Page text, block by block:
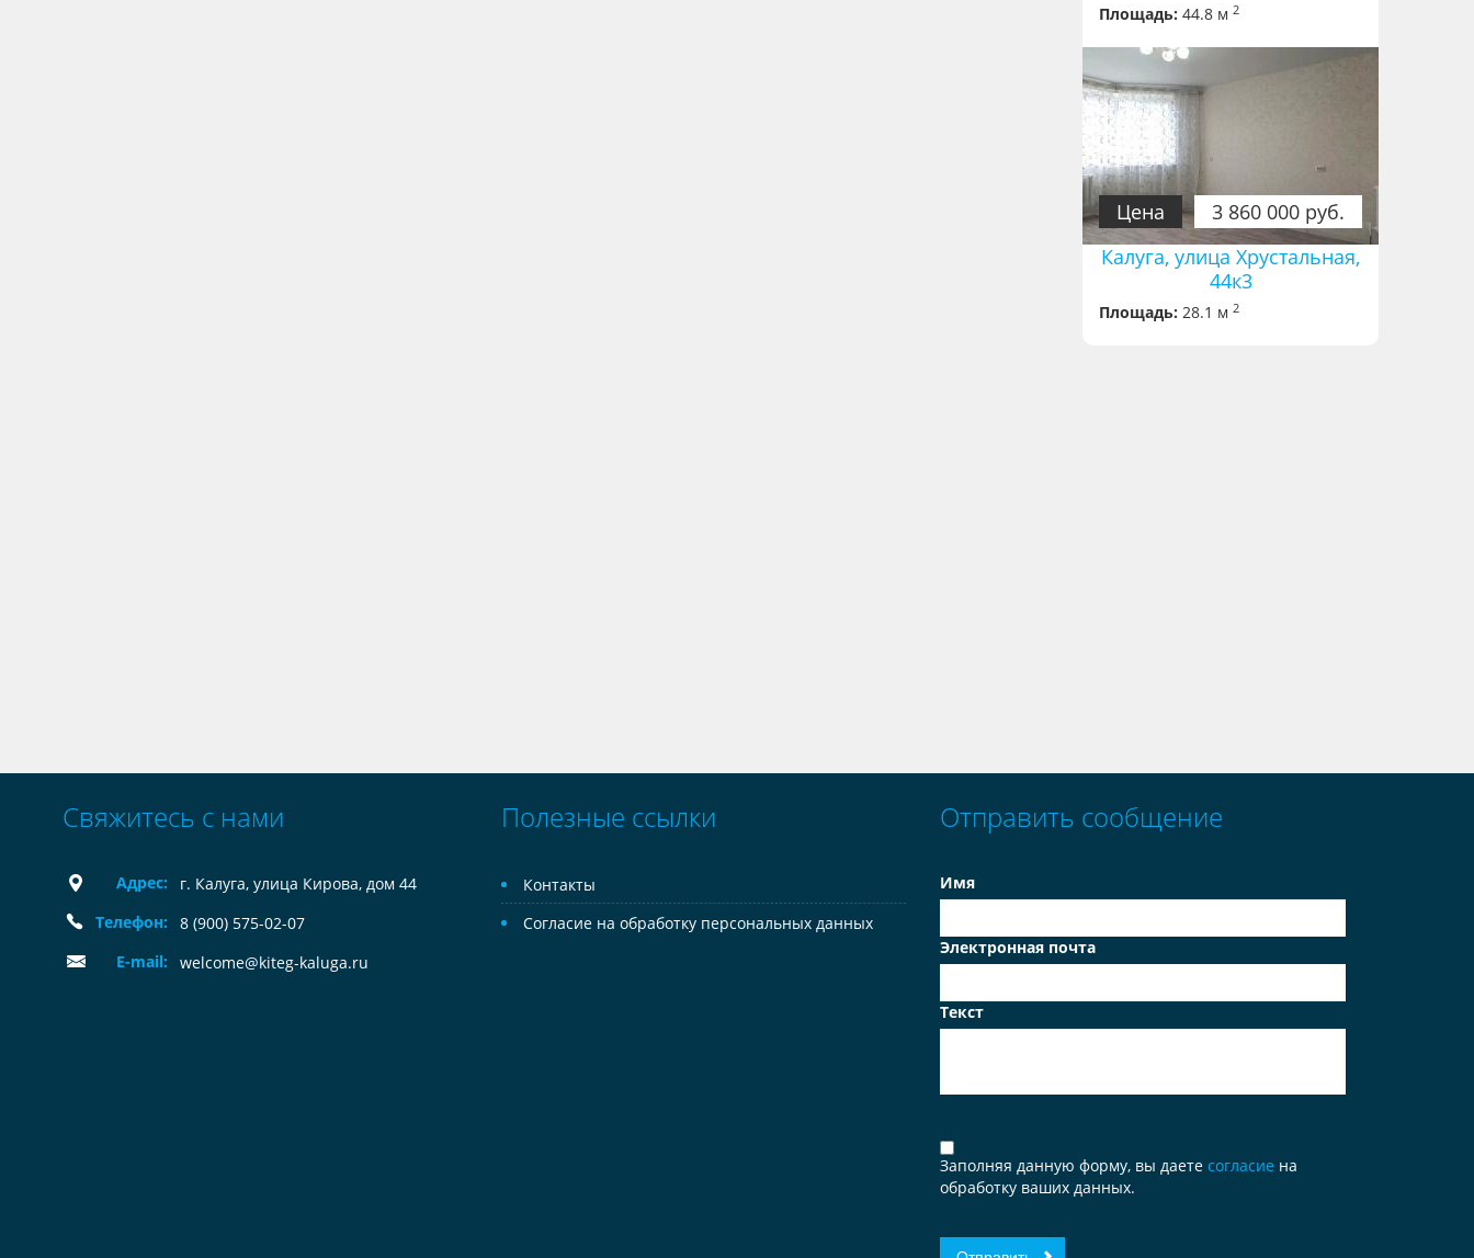
Площадь: 44.8 м 2
3 860 000 руб.
Цена
Калуга, улица Хрустальная,
44к3
Площадь: 28.1 м 2
Свяжитесь с нами
Адрес:
г. Калуга, улица Кирова, дом 44
Телефон:
8 (900) 575-02-07
E-mail:
welcome@kiteg-kaluga.ru
Полезные ссылки
Контакты
Согласие на обработку персональных данных
Отправить сообщение
Имя
Электронная почта
Текст
Заполняя данную форму, вы даете согласие на
обработку ваших данных.